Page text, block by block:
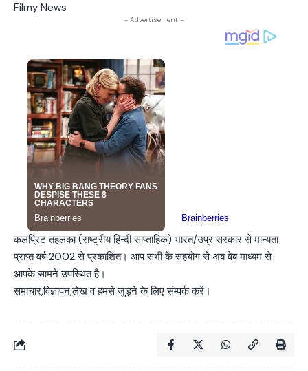
Filmy News
- Advertisement -
कलप्रिट तहलका (राष्ट्रीय हिन्दी साप्ताहिक) भारत/उप्र सरकार से मान्यता
प्राप्त वर्ष 2002 से प्रकाशित। आप सभी के सहयोग से अब वेब माध्यम से
आपके सामने उपस्थित है।
समाचार,विज्ञापन,लेख व हमसे जुड़ने के लिए संम्पर्क करें।